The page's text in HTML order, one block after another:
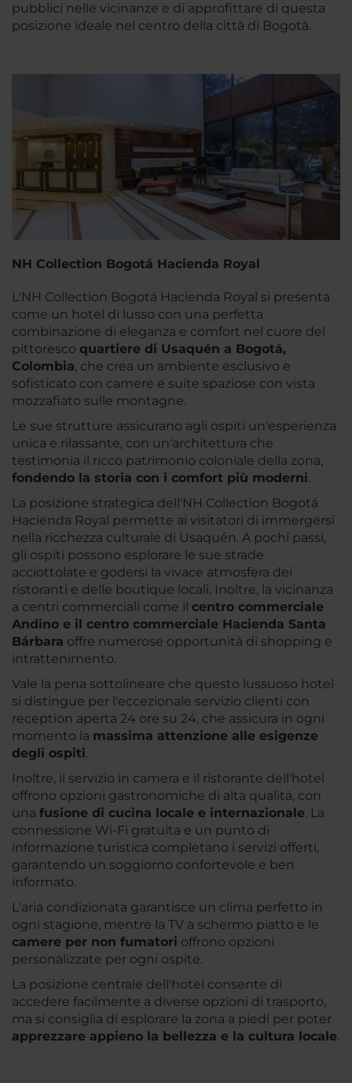
pubblici nelle vicinanze e di approfittare di questa
posizione ideale nel centro della città di Bogotà.
NH Collection Bogotá Hacienda Royal
L'NH Collection Bogotá Hacienda Royal si presenta
come un hotel di lusso con una perfetta
combinazione di eleganza e comfort nel cuore del
pittoresco quartiere di Usaquén a Bogotá,
Colombia, che crea un ambiente esclusivo e
sofisticato con camere e suite spaziose con vista
mozzafiato sulle montagne.
Le sue strutture assicurano agli ospiti un'esperienza
unica e rilassante, con un'architettura che
testimonia il ricco patrimonio coloniale della zona,
fondendo la storia con i comfort più moderni.
La posizione strategica dell'NH Collection Bogotá
Hacienda Royal permette ai visitatori di immergersi
nella ricchezza culturale di Usaquén. A pochi passi,
gli ospiti possono esplorare le sue strade
acciottolate e godersi la vivace atmosfera dei
ristoranti e delle boutique locali. Inoltre, la vicinanza
a centri commerciali come il centro commerciale
Andino e il centro commerciale Hacienda Santa
Bárbara offre numerose opportunità di shopping e
intrattenimento.
Vale la pena sottolineare che questo lussuoso hotel
si distingue per l'eccezionale servizio clienti con
reception aperta 24 ore su 24, che assicura in ogni
momento la massima attenzione alle esigenze
degli ospiti.
Inoltre, il servizio in camera e il ristorante dell'hotel
offrono opzioni gastronomiche di alta qualità, con
una fusione di cucina locale e internazionale. La
connessione Wi-Fi gratuita e un punto di
informazione turistica completano i servizi offerti,
garantendo un soggiorno confortevole e ben
informato.
L'aria condizionata garantisce un clima perfetto in
ogni stagione, mentre la TV a schermo piatto e le
camere per non fumatori offrono opzioni
personalizzate per ogni ospite.
La posizione centrale dell'hotel consente di
accedere facilmente a diverse opzioni di trasporto,
ma si consiglia di esplorare la zona a piedi per poter
apprezzare appieno la bellezza e la cultura locale.